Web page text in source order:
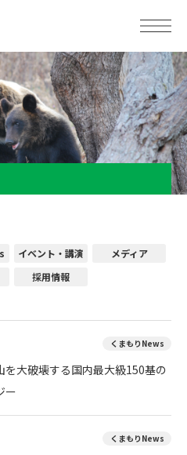
イベント・講演
メディア
採用情報
くまもりNews
大破壊する国内最大級150基の
ー
くまもりNews